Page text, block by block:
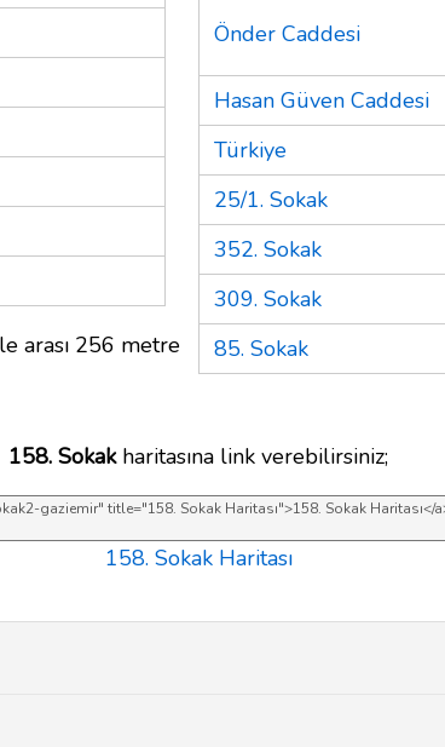
arası 256 metre
Önder Caddesi
Hasan Güven Caddesi
Türkiye
25/1. Sokak
352. Sokak
309. Sokak
85. Sokak
158. Sokakharitasına link verebilirsiniz;
158. Sokak Haritası